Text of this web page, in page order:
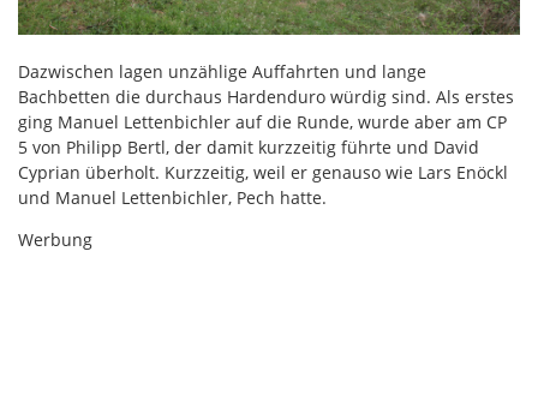
Dazwischen lagen unzählige Auffahrten und lange
Bachbetten die durchaus Hardenduro würdig sind. Als erstes
ging Manuel Lettenbichler auf die Runde, wurde aber am CP
5 von Philipp Bertl, der damit kurzzeitig führte und David
Cyprian überholt. Kurzzeitig, weil er genauso wie Lars Enöckl
und Manuel Lettenbichler, Pech hatte.
Werbung